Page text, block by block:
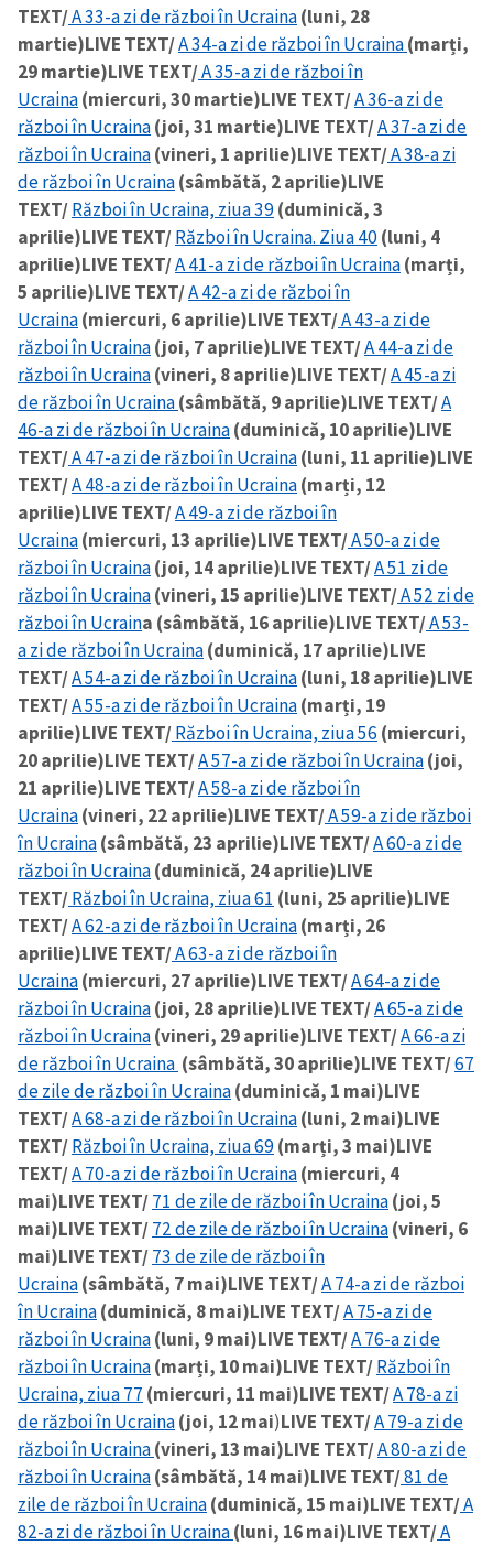
SUSȚINE
TEXT/A 33-a zi de război în Ucraina(luni, 28
martie)LIVE TEXT/A 34-a zi de război în Ucraina(marți,
29 martie)LIVE TEXT/A 35-a zi de război în
Ucraina(miercuri, 30 martie)LIVE TEXT/A 36-a zi de
război în Ucraina(joi, 31 martie)LIVE TEXT/A 37-a zi de
război în Ucraina(vineri, 1 aprilie)LIVE TEXT/A 38-a zi
de război în Ucraina(sâmbătă, 2 aprilie)LIVE
TEXT/Război în Ucraina, ziua 39(duminică, 3
aprilie)LIVE TEXT/Război în Ucraina. Ziua 40(luni, 4
aprilie)LIVE TEXT/A 41-a zi de război în Ucraina(marți,
5 aprilie)LIVE TEXT/A 42-a zi de război în
Ucraina(miercuri, 6 aprilie)LIVE TEXT/A 43-a zi de
război în Ucraina(joi, 7 aprilie)LIVE TEXT/A 44-a zi de
război în Ucraina(vineri, 8 aprilie)LIVE TEXT/A 45-a zi
de război în Ucraina(sâmbătă, 9 aprilie)LIVE TEXT/A
46-a zi de război în Ucraina(duminică, 10 aprilie)LIVE
TEXT/A 47-a zi de război în Ucraina(luni, 11 aprilie)LIVE
TEXT/A 48-a zi de război în Ucraina(marți, 12
aprilie)LIVE TEXT/A 49-a zi de război în
Ucraina(miercuri, 13 aprilie)LIVE TEXT/A 50-a zi de
război în Ucraina(joi, 14 aprilie)LIVE TEXT/A 51 zi de
război în Ucraina(vineri, 15 aprilie)LIVE TEXT/A 52 zi de
război în Ucraina (sâmbătă, 16 aprilie)LIVE TEXT/A 53-
a zi de război în Ucraina(duminică, 17 aprilie)LIVE
TEXT/A 54-a zi de război în Ucraina(luni, 18 aprilie)LIVE
TEXT/A 55-a zi de război în Ucraina(marți, 19
aprilie)LIVE TEXT/Război în Ucraina, ziua 56 (miercuri,
20 aprilie)LIVE TEXT/A 57-a zi de război în Ucraina(joi,
21 aprilie)LIVE TEXT/A 58-a zi de război în
Ucraina(vineri, 22 aprilie)LIVE TEXT/A 59-a zi de război
în Ucraina(sâmbătă, 23 aprilie)LIVE TEXT/A 60-a zi de
război în Ucraina(duminică, 24 aprilie)LIVE
TEXT/Război în Ucraina, ziua 61 (luni, 25 aprilie)LIVE
TEXT/A 62-a zi de război în Ucraina(marți, 26
aprilie)LIVE TEXT/A 63-a zi de război în
Ucraina(miercuri, 27 aprilie)LIVE TEXT/A 64-a zi de
război în Ucraina(joi, 28 aprilie)LIVE TEXT/A 65-a zi de
război în Ucraina(vineri, 29 aprilie)LIVE TEXT/A 66-a zi
de război în Ucraina (sâmbătă, 30 aprilie)LIVE TEXT/67
de zile de război în Ucraina(duminică, 1 mai)LIVE
TEXT/A 68-a zi de război în Ucraina(luni, 2 mai)LIVE
TEXT/Război în Ucraina, ziua 69(marți, 3 mai)LIVE
TEXT/A 70-a zi de război în Ucraina(miercuri, 4
mai)LIVE TEXT/71 de zile de război în Ucraina(joi, 5
mai)LIVE TEXT/72 de zile de război în Ucraina(vineri, 6
mai)LIVE TEXT/73 de zile de război în
Ucraina(sâmbătă, 7 mai)LIVE TEXT/A 74-a zi de război
în Ucraina(duminică, 8 mai)LIVE TEXT/A 75-a zi de
război în Ucraina(luni, 9 mai)LIVE TEXT/A 76-a zi de
război în Ucraina(marți, 10 mai)LIVE TEXT/Război în
Ucraina, ziua 77 (miercuri, 11 mai)LIVE TEXT/A 78-a zi
de război în Ucraina(joi, 12 mai)LIVE TEXT/A 79-a zi de
război în Ucraina(vineri, 13 mai)LIVE TEXT/A 80-a zi de
război în Ucraina(sâmbătă, 14 mai)LIVE TEXT/81 de
zile de război în Ucraina(duminică, 15 mai)LIVE TEXT/A
82-a zi de război în Ucraina(luni, 16 mai)LIVE TEXT/A